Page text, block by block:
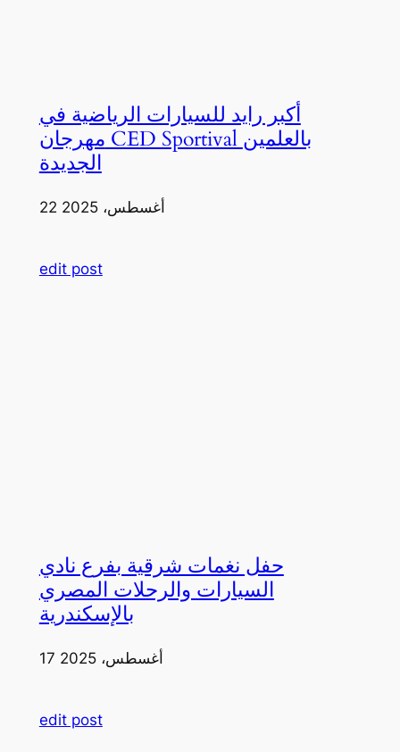
أكبر رايد للسيارات الرياضية في
مهرجان CED Sportival بالعلمين
الجديدة
22 أغسطس، 2025
edit post
حفل نغمات شرقية بفرع نادي
السيارات والرحلات المصري
بالإسكندرية
17 أغسطس، 2025
edit post